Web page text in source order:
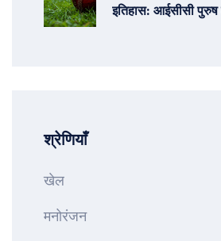
इतिहास: आईसीसी
श्रेणियाँ
खेल
मनोरंजन